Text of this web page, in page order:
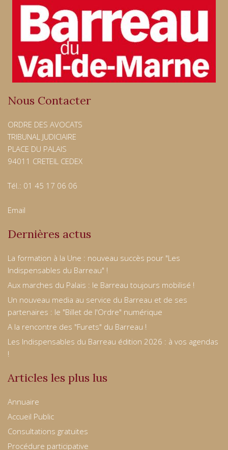
Nous Contacter
ORDRE DES AVOCATS
TRIBUNAL JUDICIAIRE
PLACE DU PALAIS
94011 CRETEIL CEDEX
Tél.: 01 45 17 06 06
Email
Dernières actus
La formation à la Une : nouveau succès pour "Les
Indispensables du Barreau" !
Aux marches du Palais : le Barreau toujours mobilisé !
Un nouveau media au service du Barreau et de ses
partenaires : le "Billet de l'Ordre" numérique
A la rencontre des "Furets" du Barreau !
Les Indispensables du Barreau édition 2026 : à vos agendas
!
Articles les plus lus
Annuaire
Accueil Public
Consultations gratuites
Procédure participative